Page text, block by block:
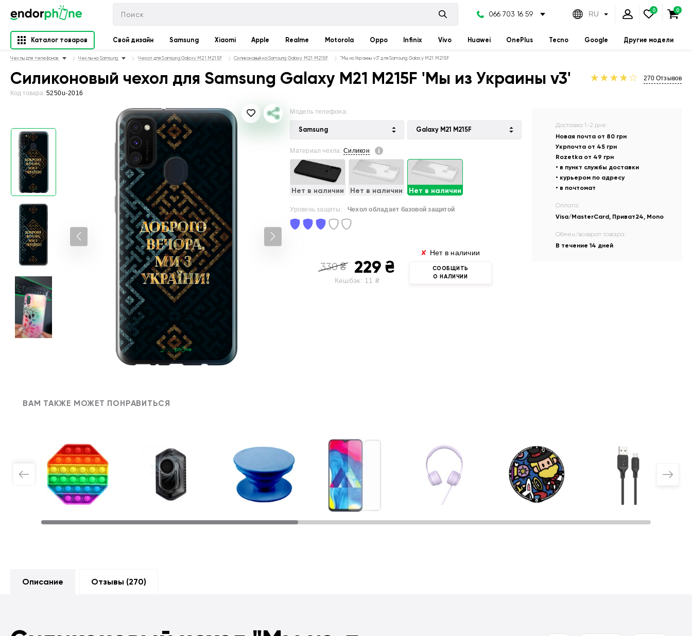
066 703 16 59 RU
Каталог товаров Свой дизайн Samsung Xiaomi Apple Realme Motorola Oppo Infinix Vivo Huawei OnePlus Tecno Google Другие модели
Чехлы для телефонов Чехлы на Samsung Чехол для Samsung Galaxy M21 M215F Силиконовый на Samsung Galaxy M21 M215F "Мы из Украины v3" для Samsung Galaxy M21 M215F
Силиконовый чехол для Samsung Galaxy M21 M215F 'Мы из Украины v3'
Код товара: 5250u-2016
270 Отзывов
Модель телефона:
Samsung Galaxy M21 M215F
Материал чехла:Силикон
Нет в наличии Нет в наличии Нет в наличии
Уровень защиты: Чехол обладает базовой защитой
330₴ 229 ₴
Кешбэк: 11 ₴
✘ Нет в наличии
СООБЩИТЬ
О НАЛИЧИИ
Доставка 1-2 дня:
Новая почта от 80 грн
Укрпочта от 45 грн
Rozetka от 49 грн
• в пункт службы доставки
• курьером по адресу
• в почтомат
Оплата:
Visa/MasterCard, Приват24, Mono
Обмен/возврат товара:
В течение 14 дней
ВАМ ТАКЖЕ МОЖЕТ ПОНРАВИТЬСЯ
Описание Отзывы (270)